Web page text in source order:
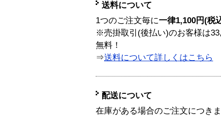
送料について
1つのご注文毎に一律1,100円(税
※売掛取引(後払い)のお客様は
無料！
⇒送料について詳しくはこちら
配送について
在庫がある場合のご注文につき